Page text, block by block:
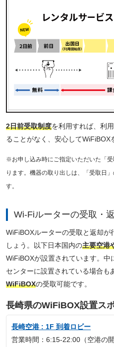
2日前受取制度を利用すれば、利
ることがなく、安心してWiFiBOX
※お申し込み時にご指定いただいた「
ります。機器の取り出しは、「受取日
す。
Wi-Fiルーターの受取・
WiFiBOXルーターの受取と返却が
しょう。以下日本国内の主要空港
WiFiBOXが設置されています。
センターに設置されている場合も
WiFiBOXの受取可能です。
長崎県のWiFiBOX設置ス
長崎空港 : 1F 到着ロビー
営業時間：6:15-22:00（空港の